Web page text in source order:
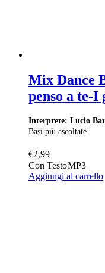
Mix Dance
penso a te-
Interprete: Lucio
Basi più ascoltate
€2,99
Con TestoMP3
Aggiungi al carrello